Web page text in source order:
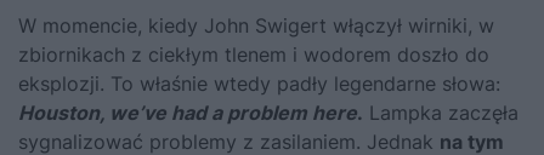
W momencie, kiedy John Swigert włączył wirniki, w
zbiornikach z ciekłym tlenem i wodorem doszło do
eksplozji. To właśnie wtedy padły legendarne słowa:
Houston, we’ve had a problem here. Lampka zaczęła
sygnalizować problemy z zasilaniem. Jednak na tym